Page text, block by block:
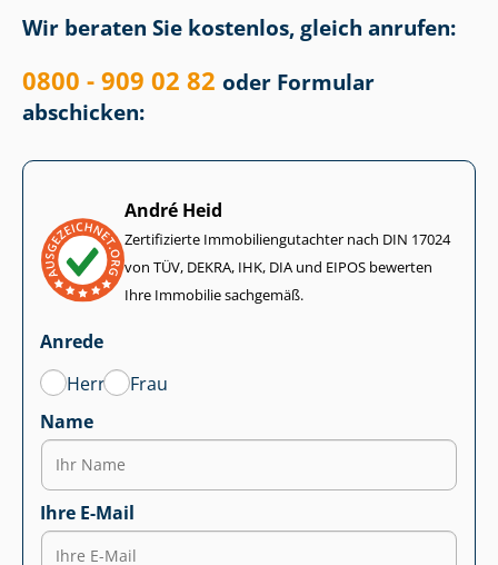
Wir beraten Sie kostenlos, gleich anrufen:
0800 - 909 02 82 oder Formular
abschicken:
André Heid
Zertifizierte Im­mo­bi­li­en­gut­ach­ter nach DIN 17024
von TÜV, DEKRA, IHK, DIA und EIPOS bewerten
Ihre Immobilie sachgemäß.
Anrede
Herr
Frau
Name
Ihre E-Mail